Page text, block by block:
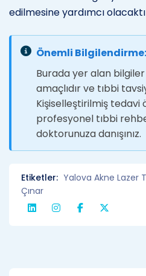
edilmesine yardımcı
Önemli Bilgilendirme:
Burada yer alan
amaçlıdır ve tıbbi
Kişiselleştirilmiş tedavi
profesyonel tıbbi
doktorunuza danışınız.
Etiketler: Yalova Akne Lazer
Çınar